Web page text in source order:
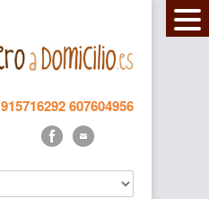
915716292607604956